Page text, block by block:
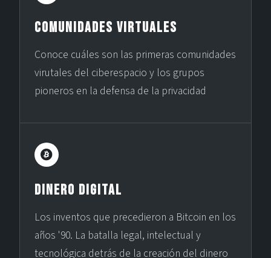
Comunidades Virtuales
Conoce cuáles son las primeras comunidades
virutales del ciberespacio y los grupos
pioneros en la defensa de la privacidad
Dinero Digital
Los inventos que precedieron a Bitcoin en los
años '90. La batalla legal, intelectual y
tecnológica detrás de la creación del dinero